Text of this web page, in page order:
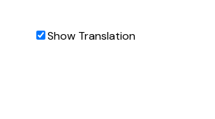
Show Translation